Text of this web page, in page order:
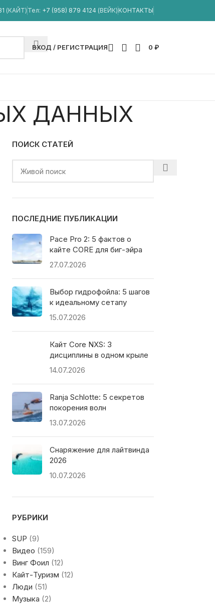
(КАЙТ) Тел: +7 (958) 879 4124 (ВЕЙК) КОНТАКТЫ
ВХОД / РЕГИСТРАЦИЯ 0 ₽
ДАННЫХ
ПОИСК СТАТЕЙ
ПОСЛЕДНИЕ ПУБЛИКАЦИИ
Pace Pro 2: 5 фактов о
кайте CORE для биг-эйра
27.07.2026
Выбор гидрофойла: 5 шагов
к идеальному сетапу
15.07.2026
Кайт Core NXS: 3
дисциплины в одном крыле
14.07.2026
Ranja Schlotte: 5 секретов
покорения волн
13.07.2026
Снаряжение для лайтвинда
2026
10.07.2026
РУБРИКИ
SUP (9)
Видео (159)
Винг Фоил (12)
Кайт-Туризм (12)
Люди (51)
Музыка (2)